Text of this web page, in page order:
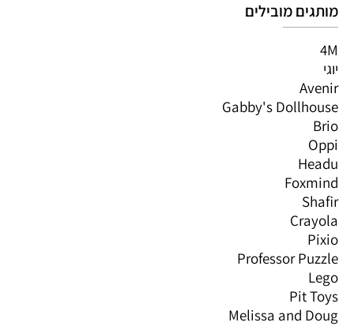
מותגים מובילים
4M
יוגי
Avenir
Gabby's Dollhouse
Brio
Oppi
Headu
Foxmind
Shafir
Crayola
Pixio
Professor Puzzle
Lego
Pit Toys
Melissa and Doug